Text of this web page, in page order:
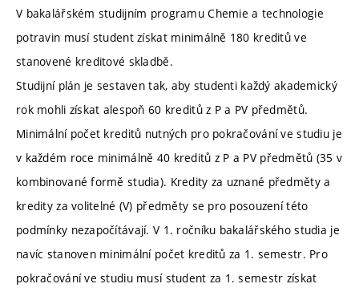
V bakalářském studijním programu Chemie a technologie
potravin musí student získat minimálně 180 kreditů ve
stanovené kreditové skladbě.
Studijní plán je sestaven tak, aby studenti každý akademický
rok mohli získat alespoň 60 kreditů z P a PV předmětů.
Minimální počet kreditů nutných pro pokračování ve studiu je
v každém roce minimálně 40 kreditů z P a PV předmětů (35 v
kombinované formě studia). Kredity za uznané předměty a
kredity za volitelné (V) předměty se pro posouzení této
podmínky nezapočítávají. V 1. ročníku bakalářského studia je
navíc stanoven minimální počet kreditů za 1. semestr. Pro
pokračování ve studiu musí student za 1. semestr získat